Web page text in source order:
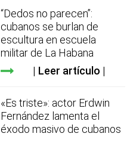
“Dedos no parecen”:
cubanos se burlan de
escultura en escuela
militar de La Habana
Leer artículo
«Es triste»: actor Erdwin
Fernández lamenta el
éxodo masivo de cubanos